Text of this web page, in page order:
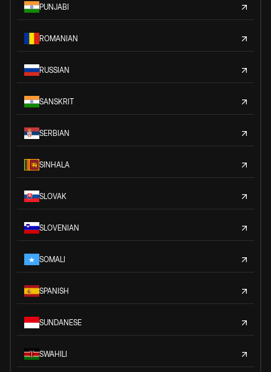
PUNJABI
ROMANIAN
RUSSIAN
SANSKRIT
SERBIAN
SINHALA
SLOVAK
SLOVENIAN
SOMALI
SPANISH
SUNDANESE
SWAHILI